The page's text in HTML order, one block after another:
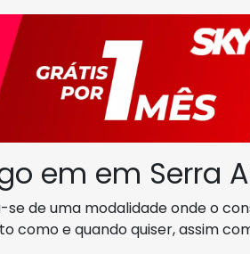
em em Serra
de uma modalidade onde o
como e quando quiser, assim